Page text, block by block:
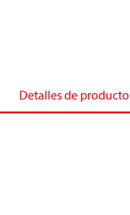
Detalles de producto